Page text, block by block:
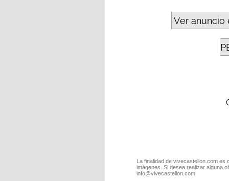
Ver anuncio
La finalidad de vivecastellon.com
imágenes. Si desea realizar alguna
info@vivecastellon.com